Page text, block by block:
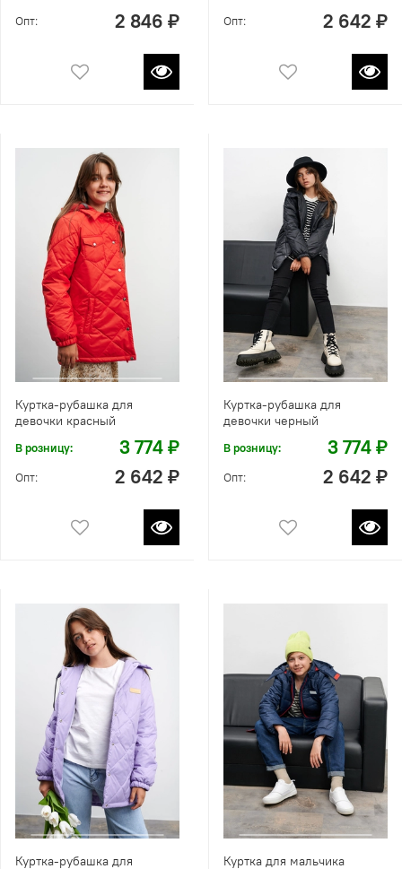
Опт: 2 846 ₽ Опт: 2 642 ₽
Куртка-рубашка для
девочки красный
В розницу: 3 774 ₽
Опт: 2 642 ₽
Куртка-рубашка для
девочки черный
В розницу: 3 774 ₽
Опт: 2 642 ₽
Куртка-рубашка для
Куртка для мальчика